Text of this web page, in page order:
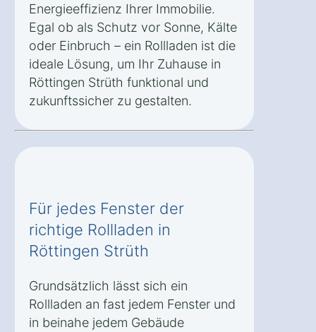
Energieeffizienz Ihrer Immobilie.
Egal ob als Schutz vor Sonne, Kälte
oder Einbruch – ein Rollladen ist die
ideale Lösung, um Ihr Zuhause in
Röttingen Strüth funktional und
zukunftssicher zu gestalten.
Für jedes Fenster der
richtige Rollladen in
Röttingen Strüth
Grundsätzlich lässt sich ein
Rollladen an fast jedem Fenster und
in beinahe jedem Gebäude